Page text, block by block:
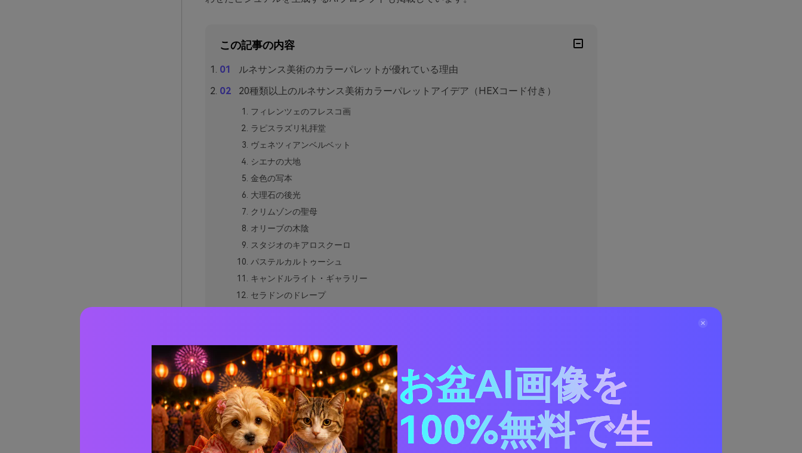
この記事の内容
ルネサンス美術のカラーパレットが優れている理由
20種類以上のルネサンス美術カラーパレットアイデア（HEXコード付き）
フィレンツェのフレスコ画
ラピスラズリ礼拝堂
ヴェネツィアンベルベット
シエナの大地
金色の写本
大理石の後光
クリムゾンの聖母
オリーブの木陰
スタジオのキアロスクーロ
パステルカルトゥーシュ
キャンドルライト・ギャラリー
セラドンのドレープ
銅のパティナ
薔薇色のフレスコ
インクと羊皮紙
陽光のピアッツァ
夜の行列
神聖な青とオーカー
巡礼者のオーカー
お盆AI画像を
100%無料で生